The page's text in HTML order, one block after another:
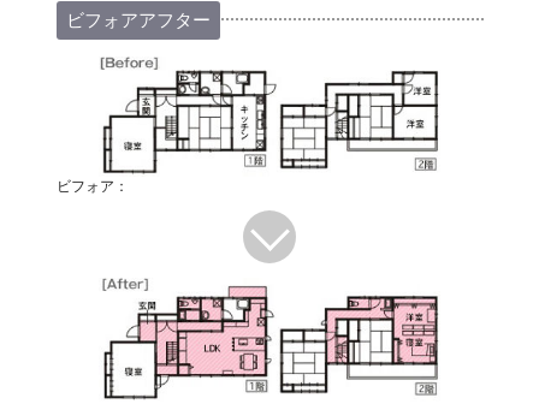
ビフォアアフター
ビフォア：